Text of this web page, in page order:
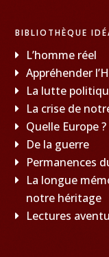
BIBLIOTHÈQUE
L’homme réel
Appréhender
La lutte
La crise de
Quelle Europe ?
De la guerre
Permanences
La longue
notre héritage
Lectures